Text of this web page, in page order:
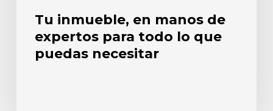
puedas
necesitar
Tu inmueble, en manos de
expertos para todo lo que
puedas necesitar